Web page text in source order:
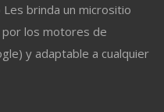
brinda un micrositio
los motores de
y adaptable a cualquier